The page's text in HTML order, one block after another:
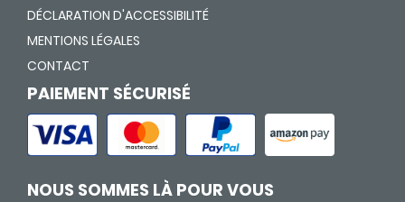
DÉCLARATION D'ACCESSIBILITÉ
MENTIONS LÉGALES
CONTACT
PAIEMENT SÉCURISÉ
NOUS SOMMES LÀ POUR VOUS